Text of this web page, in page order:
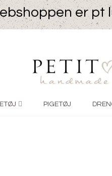
er pt
PIGETØJ